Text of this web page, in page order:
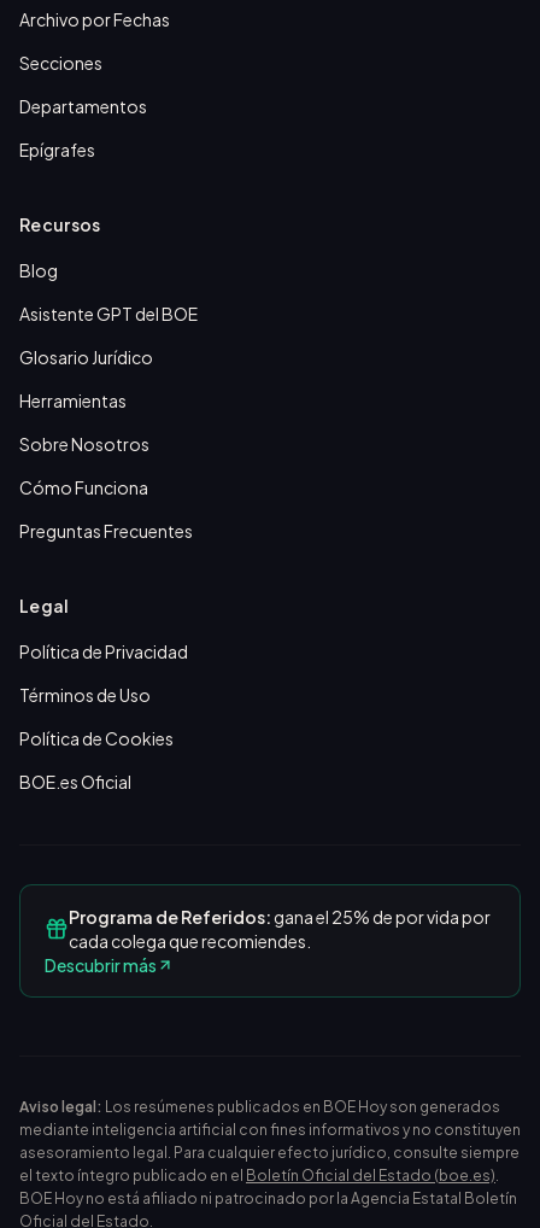
Archivo por Fechas
Secciones
Departamentos
Epígrafes
Recursos
Blog
Asistente GPT del BOE
Glosario Jurídico
Herramientas
Sobre Nosotros
Cómo Funciona
Preguntas Frecuentes
Legal
Política de Privacidad
Términos de Uso
Política de Cookies
BOE.es Oficial
Programa de Referidos:gana el 25% de por vida por
cada colega que recomiendes.
Descubrir más
Aviso legal: Los resúmenes publicados en BOE Hoy son generados
mediante inteligencia artificial con fines informativos y no constituyen
asesoramiento legal. Para cualquier efecto jurídico, consulte siempre
el texto íntegro publicado en el Boletín Oficial del Estado (boe.es).
BOE Hoy no está afiliado ni patrocinado por la Agencia Estatal Boletín
Oficial del Estado.